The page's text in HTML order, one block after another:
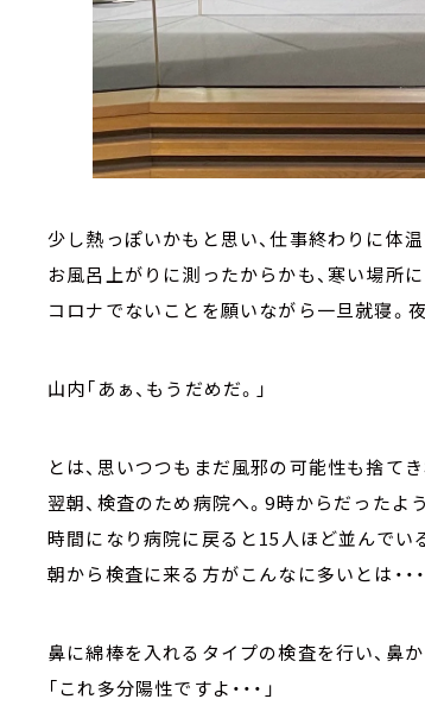
少し熱っぽいかもと思い、仕事終わりに体
お風呂上がりに測ったからかも、寒い場所
コロナでないことを願いながら一旦就寝。
山内「あぁ、もうだめだ。」
とは、思いつつもまだ風邪の可能性も捨てき
翌朝、検査のため病院へ。9時からだったよ
時間になり病院に戻ると15人ほど並んでい
朝から検査に来る方がこんなに多いとは・・・
鼻に綿棒を入れるタイプの検査を行い、鼻
「これ多分陽性ですよ・・・」